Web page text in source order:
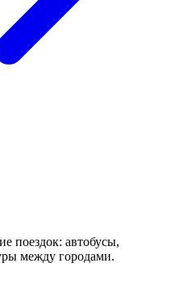
поездок: автобусы,
между городами.